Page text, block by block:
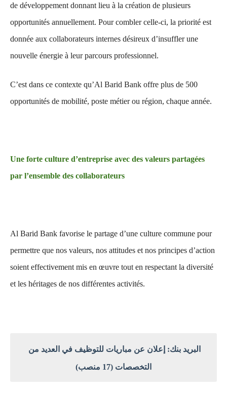
de développement donnant lieu à la création de plusieurs
opportunités annuellement. Pour combler celle-ci, la priorité est
donnée aux collaborateurs internes désireux d’insuffler une
nouvelle énergie à leur parcours professionnel.
C’est dans ce contexte qu’Al Barid Bank offre plus de 500
opportunités de mobilité, poste métier ou région, chaque année.
Une forte culture d’entreprise avec des valeurs partagées
par l’ensemble des collaborateurs
Al Barid Bank favorise le partage d’une culture commune pour
permettre que nos valeurs, nos attitudes et nos principes d’action
soient effectivement mis en œuvre tout en respectant la diversité
et les héritages de nos différentes activités.
التخصصات (17 منصب)